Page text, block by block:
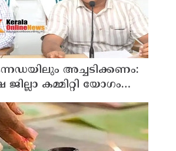
അച്ചടിക്കണം:
കമ്മിറ്റി യോഗം